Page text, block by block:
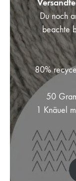
Du noch
beachte
80%
50
1 Knäuel